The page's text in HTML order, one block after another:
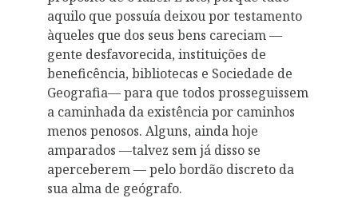
aquilo que possuía deixou por testamento
àqueles que dos seus bens careciam —
gente desfavorecida, instituições de
beneficência, bibliotecas e Sociedade de
Geografia— para que todos prosseguissem
a caminhada da existência por caminhos
menos penosos. Alguns, ainda hoje
amparados —talvez sem já disso se
aperceberem — pelo bordão discreto da
sua alma de geógrafo.